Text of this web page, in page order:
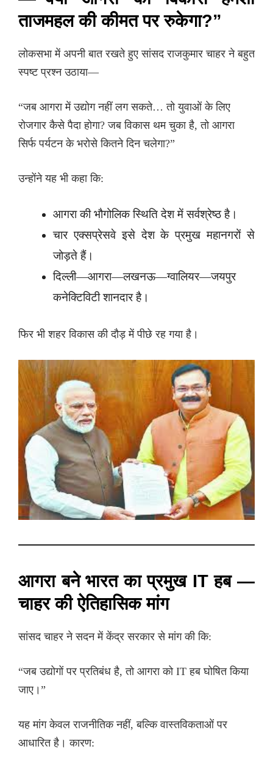
ताजमहल की कीमत पर रुकेगा?”
लोकसभा में अपनी बात रखते हुए सांसद राजकुमार चाहर ने बहुत
स्पष्ट प्रश्न उठाया—
“जब आगरा में उद्योग नहीं लग सकते… तो युवाओं के लिए
रोजगार कैसे पैदा होगा? जब विकास थम चुका है, तो आगरा
सिर्फ पर्यटन के भरोसे कितने दिन चलेगा?”
उन्होंने यह भी कहा कि:
आगरा की भौगोलिक स्थिति देश में सर्वश्रेष्ठ है।
चार एक्सप्रेसवे इसे देश के प्रमुख महानगरों से
जोड़ते हैं।
दिल्ली—आगरा—लखनऊ—ग्वालियर—जयपुर
कनेक्टिविटी शानदार है।
फिर भी शहर विकास की दौड़ में पीछे रह गया है।
आगरा बने भारत का प्रमुख IT हब —
चाहर की ऐतिहासिक मांग
सांसद चाहर ने सदन में केंद्र सरकार से मांग की कि:
“जब उद्योगों पर प्रतिबंध है, तो आगरा को IT हब घोषित किया
जाए।”
यह मांग केवल राजनीतिक नहीं, बल्कि वास्तविकताओं पर
आधारित है। कारण: